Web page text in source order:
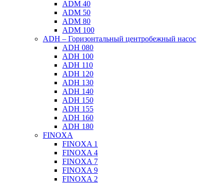
ADM 40
ADM 50
ADM 80
ADM 100
ADH – Горизонтальный центробежный насос
ADH 080
ADH 100
ADH 110
ADH 120
ADH 130
ADH 140
ADH 150
ADH 155
ADH 160
ADH 180
FINOXA
FINOXA 1
FINOXA 4
FINOXA 7
FINOXA 9
FINOXA 2